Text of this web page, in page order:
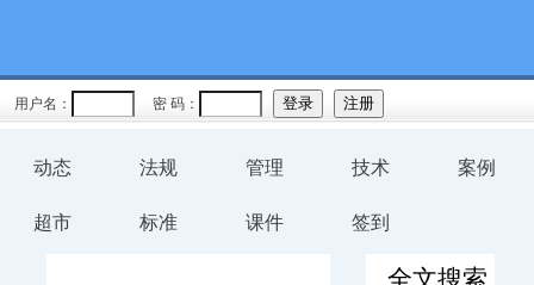
用户名： 密 码：
动态 法规 管理 技术 案例
超市 标准 课件 签到